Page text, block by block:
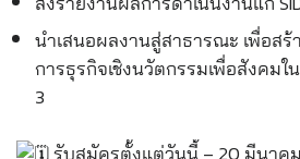
นำเสนอผลงานสู่สาธารณะ เพื่อสร้
การธุรกิจเชิงนวัตกรรมเพื่อสังคมใ
3
รับสมัครตั้งแต่วันนี้ – 20 มีนาค